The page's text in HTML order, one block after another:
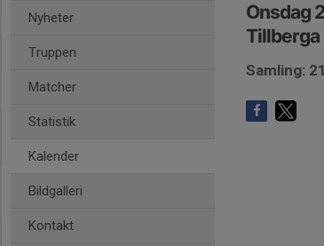
Nyheter
Truppen
Matcher
Statistik
Kalender
Bildgalleri
Kontakt
Onsdag
Tillberga
Samling: